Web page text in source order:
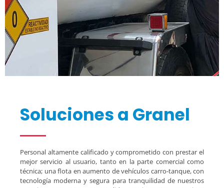
Soluciones a Granel
Personal altamente calificado y comprometido con prestar el
mejor servicio al usuario, tanto en la parte comercial como
técnica; una flota en aumento de vehículos carro-tanque, con
tecnología moderna y segura para tranquilidad de nuestros